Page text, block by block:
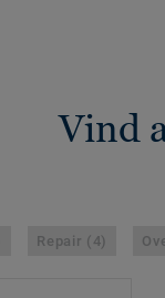
Vind
Repair (4)